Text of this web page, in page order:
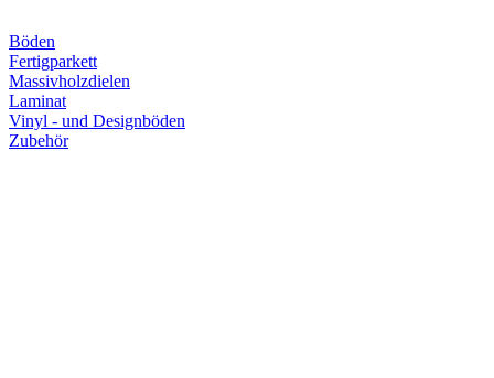
Böden
Fertigparkett
Massivholzdielen
Laminat
Vinyl - und Designböden
Zubehör